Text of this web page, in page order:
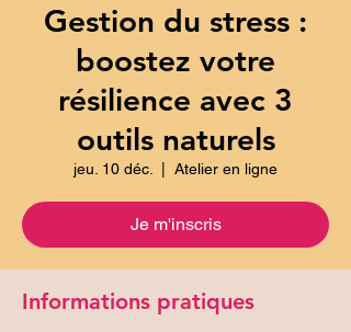
Gestion du stress :
boostez votre
résilience avec 3
outils naturels
jeu. 10 déc. Atelier en ligne
Je m'inscris
Informations pratiques